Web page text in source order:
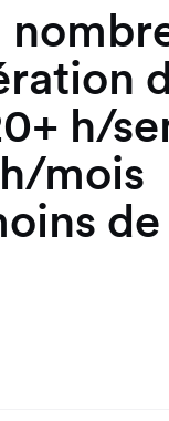
h/
mois
de